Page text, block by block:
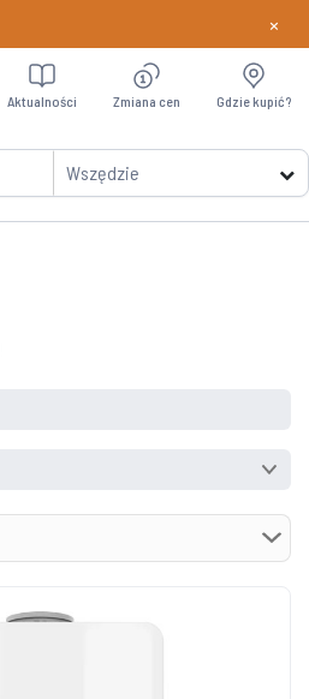
Dowiedz
×
Wszędzie
Aktualności Zmiana cen Gdzie kupić?